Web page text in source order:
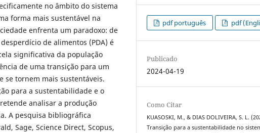
no âmbito do sistema
forma mais sustentável na
enfrenta um paradoxo: de
de alimentos (PDA) é
significativa da população
de uma transição para um
se tornem mais sustentáveis.
para a sustentabilidade e o
analisar a produção
A pesquisa bibliográfica
Sage, Science Direct, Scopus,
pdf português pdf
Publicado
2024-04-19
Como Citar
KUASOSKI, M., & DIAS DOLIVEIRA, S. L.
Transição para a sustentabilidade no